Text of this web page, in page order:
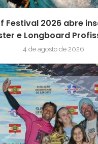
Festival 2026 abre
e Longboard
4 de agosto de 2026